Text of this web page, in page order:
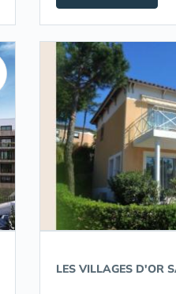
LES VILLAGES D'OR